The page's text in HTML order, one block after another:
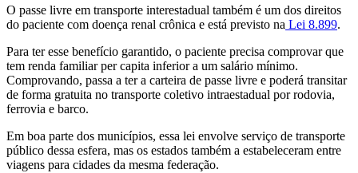
O passe livre em transporte interestadual também é um dos direitos
do paciente com doença renal crônica e está previsto na Lei 8.899.
Para ter esse benefício garantido, o paciente precisa comprovar que
tem renda familiar per capita inferior a um salário mínimo.
Comprovando, passa a ter a carteira de passe livre e poderá transitar
de forma gratuita no transporte coletivo intraestadual por rodovia,
ferrovia e barco.
Em boa parte dos municípios, essa lei envolve serviço de transporte
público dessa esfera, mas os estados também a estabeleceram entre
viagens para cidades da mesma federação.